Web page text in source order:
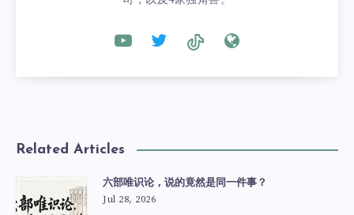
Related Articles
六部唯识论，说的竟然是同一件事？
Jul 28, 2026